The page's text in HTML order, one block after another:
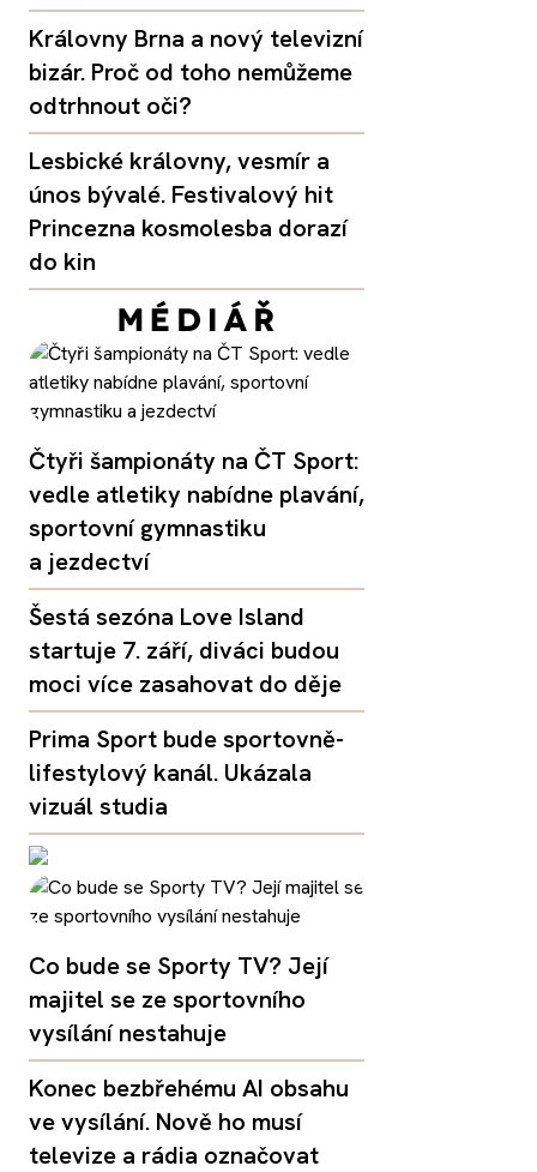
Královny Brna a nový televizní
bizár. Proč od toho nemůžeme
odtrhnout oči?
Lesbické královny, vesmír a
únos bývalé. Festivalový hit
Princezna kosmolesba dorazí
do kin
Čtyři šampionáty na ČT Sport:
vedle atletiky nabídne plavání,
sportovní gymnastiku
a jezdectví
Šestá sezóna Love Island
startuje 7. září, diváci budou
moci více zasahovat do děje
Prima Sport bude sportovně-
lifestylový kanál. Ukázala
vizuál studia
Co bude se Sporty TV? Její
majitel se ze sportovního
vysílání nestahuje
Konec bezbřehému AI obsahu
ve vysílání. Nově ho musí
televize a rádia označovat